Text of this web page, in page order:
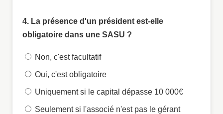
4. La présence d'un président est-elle
obligatoire dans une SASU ?
Non, c'est facultatif
Oui, c'est obligatoire
Uniquement si le capital dépasse 10 000€
Seulement si l'associé n'est pas le gérant